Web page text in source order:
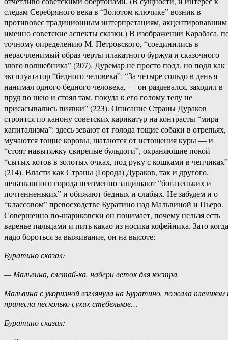
следам Серебряного века в “Золотом ключике” возник в
противовес традиционным интерпретациям, акцентировавшим
именно советские аспекты сказки.) В изображении Карабаса,
точному определению М. Петровского, “соединились в
нерасчленимый образ черты плакатного буржуя и сказочного
злого волшебника” (207). Дуремар не просто подл, но подл как
эксплуататор “бедного человека”: “За четыре сольдо в день я
нанимал одного бедного человека, — он раздевался, заходил в
пруд по шею и стоял там, покуда к его голому телу не
присасывались пиявки” (223). Описание Страны Дураков
строится по канону советских карикатур на контрасты “мира
капитализма”: здесь зевают от голода тощие собаки в отрепьях,
мучаются тощие коровы, шатаются от истощения куры — и
“стоят навытяжку свирепые бульдоги”, охраняющие покой
“сытых котов в золотых очках, под руку с кошками в чепчиках”
(214). Власти как Страны (Города) Дураков, так и другого,
неназванного города неизменно защищают “богатеньких и
почтенненьких” и обижают бедных и слабых. Не забудем и о
“классовом” превосходстве Буратино над Мальвиной и Пьеро.
Совершенно по-шариковски он понимает, почему нельзя есть
варенье пальцами и пить какао из носика кофейника. Зато когда
надо бороться за выживание, он на высоте:
Буратино сказал:
— Мальвина, слетай-ка, набери веток для костра.
Мальвина с укоризной взглянула на Буратино, пожала плечиком
принесла несколько сухих стебельков…
Буратино сказал: